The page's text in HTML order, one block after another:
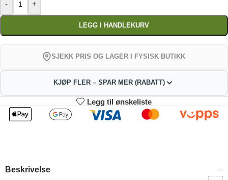
- +
LEGG I HANDLEKURV
SJEKK PRIS OG LAGER I FYSISK BUTIKK
KJØP FLER – SPAR MER (RABATT)
2
263.34
kr
3-4
260.68
4%
Legg til ønskeliste
Beskrivelse